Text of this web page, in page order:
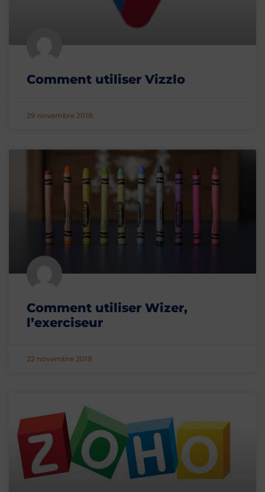
Comment utiliser Vizzlo
29 novembre 2018
Comment utiliser Wizer,
l’exerciseur
22 novembre 2018